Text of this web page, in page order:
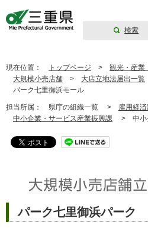
検索
現在位置： トップページ > 観光・産業
大規模小売店舗 > 大店立地法届出一覧
パーク七里御浜モール
担当所属： 県庁の組織一覧 > 雇用経
中小企業・サービス産業振興課 > 中小
パーク七里御浜パーク